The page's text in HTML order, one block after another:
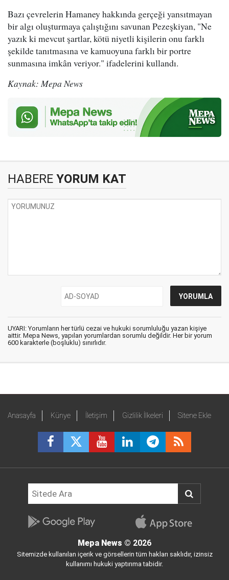
Bazı çevrelerin Hamaney hakkında gerçeği yansıtmayan
bir algı oluşturmaya çalıştığını savunan Pezeşkiyan, "Ne
yazık ki mevcut şartlar, kötü niyetli kişilerin onu farklı
şekilde tanıtmasına ve kamuoyuna farklı bir portre
sunmasına imkân veriyor." ifadelerini kullandı.
Kaynak: Mepa News
HABERE YORUM KAT
UYARI: Yorumların her türlü cezai ve hukuki sorumluluğu yazan kişiye
aittir. Mepa News, yapılan yorumlardan sorumlu değildir. Her bir yorum
600 karakterle (boşluklu) sınırlıdır.
Anasayfa Künye İletişim Gizlilik İlkeleri Sitene Ekle
Mepa News © 2026
Sitemizde kullanılan içerik ve görsellerin tüm hakları saklıdır, izinsiz
kullanımı hukuki yaptırıma tabidir.